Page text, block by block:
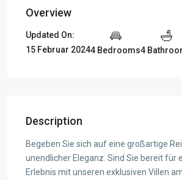
Overview
Updated On:
15 Februar 20244 Bedrooms4
Description
Begeben Sie sich auf eine großartige
unendlicher Eleganz. Sind Sie bereit für
Erlebnis mit unseren exklusiven Villen